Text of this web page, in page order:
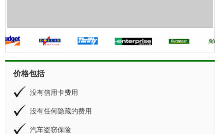
价格包括
没有信用卡费用
没有任何隐藏的费用
汽车盗窃保险